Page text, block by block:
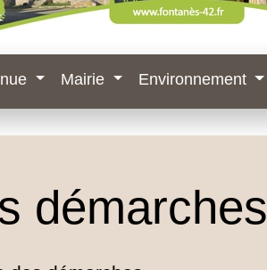
Mairie Environnement
démarches